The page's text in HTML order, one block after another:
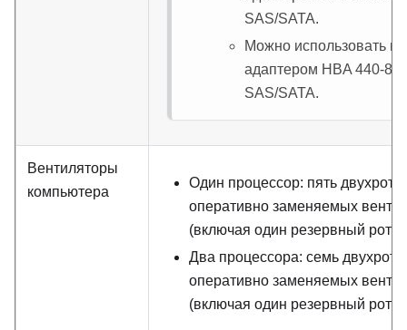
SAS/SATA.
Можно использовать
адаптером HBA 440-8i
SAS/SATA.
Вентиляторы
компьютера
Один процессор: пять
оперативно заменяемых
(включая один резервный
Два процессора: семь
оперативно заменяемых
(включая один резервный